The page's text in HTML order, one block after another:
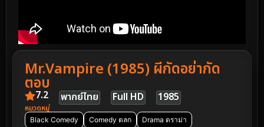
Mr.Vampire (1985) ผีกัดอย่ากัด
ตอบ
7.2 พากย์ไทย Full HD 1985
หมวดหมู่
Black Comedy Comedy ตลก
Drama ดราม่า